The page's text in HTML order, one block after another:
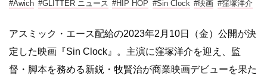
#Awich #GLITTER ニュース #HIP HOP #Sin Clock #映画 #窪塚洋介
アスミック・エース配給の2023年2月10日（金）公開が決
定した映画『Sin Clock』。主演に窪塚洋介を迎え、監
督・脚本を務める新鋭・牧賢治が商業映画デビューを果た